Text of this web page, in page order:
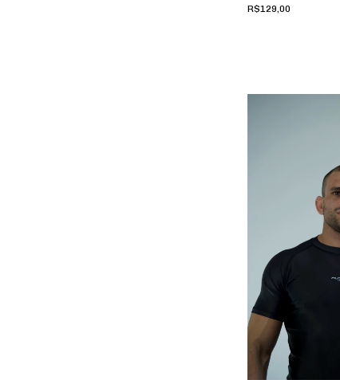
R$129,00